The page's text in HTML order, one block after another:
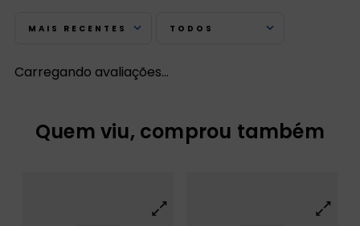
MAIS RECENTES TODOS
Carregando avaliações…
Quem viu, comprou também